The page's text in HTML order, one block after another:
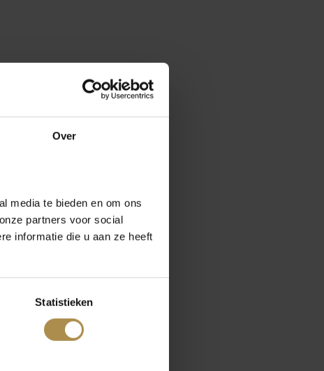
Over
media te bieden en om ons
partners voor social
informatie die u aan ze heeft
Statistieken